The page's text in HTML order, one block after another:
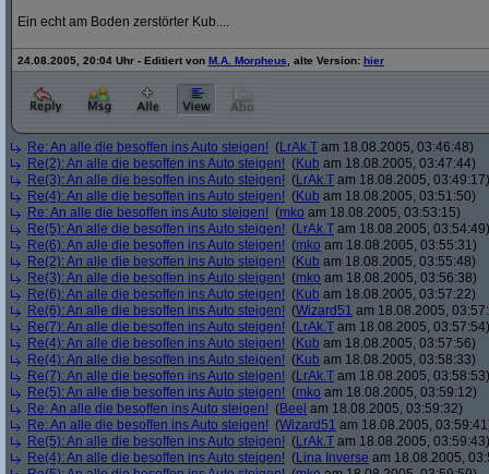
Ein echt am Boden zerstörter Kub....
24.08.2005, 20:04 Uhr - Editiert von M.A. Morpheus , alte Version: hier
Re: An alle die besoffen ins Auto steigen! (LrAk.T am 18.08.2005, 03:46:48)
Re(2): An alle die besoffen ins Auto steigen! (Kub am 18.08.2005, 03:47:44)
Re(3): An alle die besoffen ins Auto steigen! (LrAk.T am 18.08.2005, 03:49:17)
Re(4): An alle die besoffen ins Auto steigen! (Kub am 18.08.2005, 03:51:50)
Re: An alle die besoffen ins Auto steigen! (mko am 18.08.2005, 03:53:15)
Re(5): An alle die besoffen ins Auto steigen! (LrAk.T am 18.08.2005, 03:54:49)
Re(6): An alle die besoffen ins Auto steigen! (mko am 18.08.2005, 03:55:31)
Re(2): An alle die besoffen ins Auto steigen! (Kub am 18.08.2005, 03:55:48)
Re(3): An alle die besoffen ins Auto steigen! (mko am 18.08.2005, 03:56:38)
Re(6): An alle die besoffen ins Auto steigen! (Kub am 18.08.2005, 03:57:22)
Re(6): An alle die besoffen ins Auto steigen! (Wizard51 am 18.08.2005,
Re(7): An alle die besoffen ins Auto steigen! (LrAk.T am 18.08.2005, 03:57:54)
Re(4): An alle die besoffen ins Auto steigen! (Kub am 18.08.2005, 03:57:56)
Re(4): An alle die besoffen ins Auto steigen! (Kub am 18.08.2005, 03:58:33)
Re(7): An alle die besoffen ins Auto steigen! (LrAk.T am 18.08.2005, 03:58:53)
Re(5): An alle die besoffen ins Auto steigen! (mko am 18.08.2005, 03:59:12)
Re: An alle die besoffen ins Auto steigen! (Beel am 18.08.2005, 03:59:32)
Re: An alle die besoffen ins Auto steigen! (Wizard51 am 18.08.2005,
Re(5): An alle die besoffen ins Auto steigen! (LrAk.T am 18.08.2005, 03:59:43)
Re(4): An alle die besoffen ins Auto steigen! (Lina Inverse am 18.08.2005,